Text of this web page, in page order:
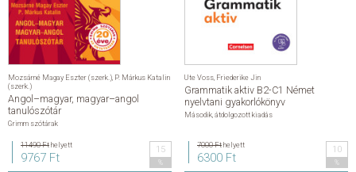
Mozsárné Magay Eszter (szerk.) P. Márkus Katalin
(szerk.)
Angol–magyar, magyar–angol
tanulószótár
Grimm szótárak
11490 Fthelyett
9767 Ft
15
Ute Voss Friederike Jin
Grammatik aktiv B2-C1 Német
nyelvtani gyakorlókönyv
Második, átdolgozott kiadás
7000 Fthelyett
6300 Ft
10